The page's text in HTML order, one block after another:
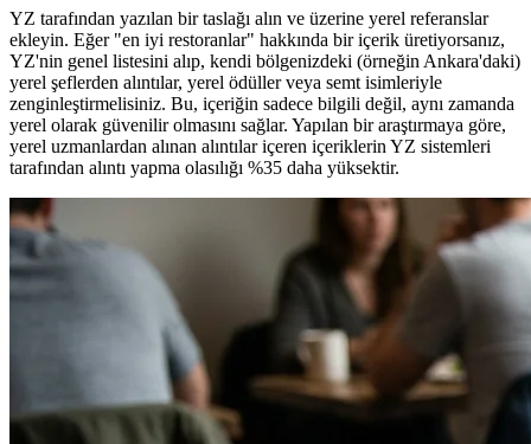
YZ tarafından yazılan bir taslağı alın ve üzerine yerel referanslar
ekleyin. Eğer "en iyi restoranlar" hakkında bir içerik üretiyorsanız,
YZ'nin genel listesini alıp, kendi bölgenizdeki (örneğin Ankara'daki)
yerel şeflerden alıntılar, yerel ödüller veya semt isimleriyle
zenginleştirmelisiniz. Bu, içeriğin sadece bilgili değil, aynı zamanda
yerel olarak güvenilir olmasını sağlar. Yapılan bir araştırmaya göre,
yerel uzmanlardan alınan alıntılar içeren içeriklerin YZ sistemleri
tarafından alıntı yapma olasılığı %35 daha yüksektir.